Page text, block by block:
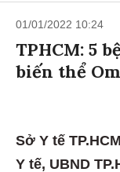
01/01/2022 10:24
TPHCM: 5
biến thể
Sở Y tế
Y tế, UBND